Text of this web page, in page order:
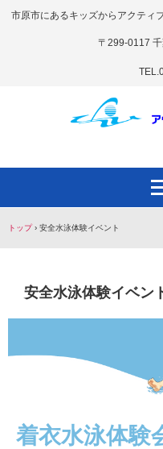
市原市にあるキッズからアクティ
〒299-0117
トップ › 安全水泳体験イベント
安全水泳体験イベン
着衣水泳体験